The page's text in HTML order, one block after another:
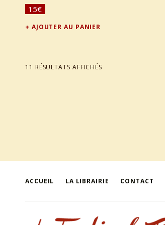
15€
AJOUTER AU PANIER
11 RÉSULTATS AFFICHÉSTRIÉ DU PLUS RÉCENT AU PLUS ANCIEN
ACCUEIL LA LIBRAIRIE CONTACT